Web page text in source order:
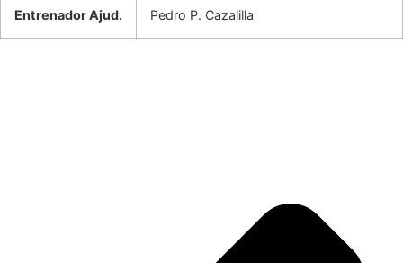
Entrenador Ajud. Pedro P. Cazalilla